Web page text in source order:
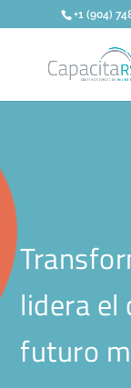
+1 (904)
lidera el
futuro